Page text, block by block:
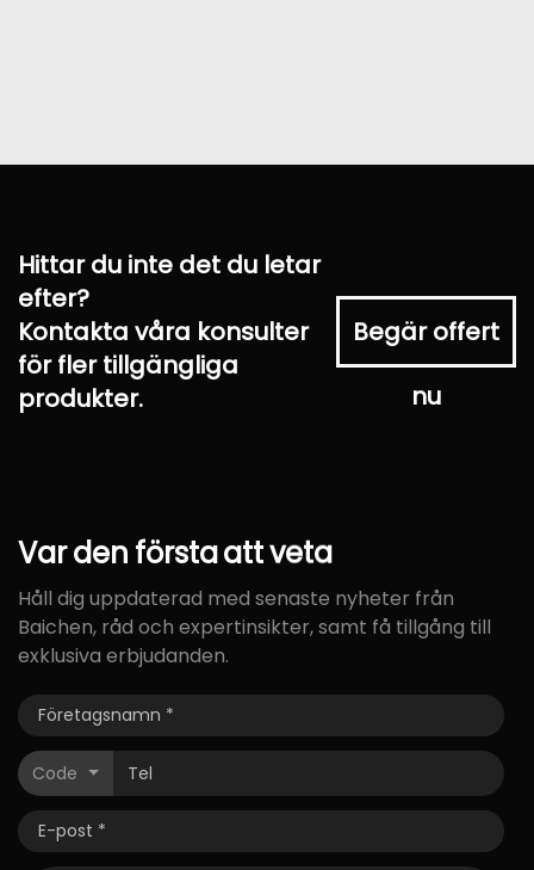
Hittar du inte det du letar
efter?
Kontakta våra konsulter
för fler tillgängliga
produkter.
Begär offert
nu
Varden förstaattveta
Håll dig uppdaterad med senaste nyheter från
Baichen, råd och expertinsikter, samt få tillgång till
exklusiva erbjudanden.
Code